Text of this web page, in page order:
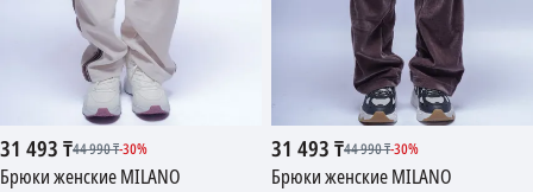
31 493₸44 990₸-30%
Брюки женские MILANO
31 493₸44 990₸-30%
Брюки женские MILANO